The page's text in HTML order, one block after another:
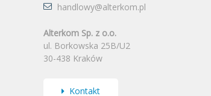
handlowy@alterkom.pl
Alterkom Sp. z o.o.
ul. Borkowska 25B/U2
30-438 Kraków
Kontakt